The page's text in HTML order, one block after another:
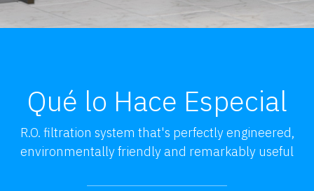
Qué lo Hace Especial
R.O. filtration system that's perfectly engineered,
environmentally friendly and remarkably useful